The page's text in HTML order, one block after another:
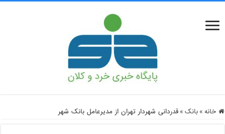
خانه » بانک » قدردانی شهردار تهران از مدیرعامل بانک شهر